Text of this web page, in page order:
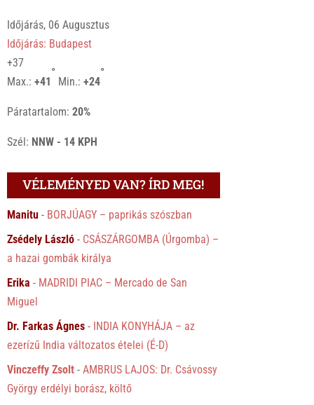
Időjárás, 06 Augusztus
Időjárás: Budapest
+37
Max.:+41
°
Min.:+24
°
Páratartalom:20%
Szél: NNW - 14 KPH
VÉLEMÉNYED VAN? ÍRD MEG!
Manitu - BORJÚAGY – paprikás szószban
Zsédely László - CSÁSZÁRGOMBA (Úrgomba) –
a hazai gombák királya
Erika - MADRIDI PIAC – Mercado de San
Miguel
Dr. Farkas Ágnes - INDIA KONYHÁJA – az
ezerízű India változatos ételei (É-D)
Vinczeffy Zsolt -AMBRUS LAJOS: Dr. Csávossy
György erdélyi borász, költő